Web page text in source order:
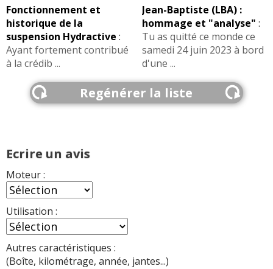
Fonctionnement et
historique de la
suspension Hydractive :
Ayant fortement contribué
à la crédib ...
Jean-Baptiste (LBA) :
hommage et "analyse" :
Tu as quitté ce monde ce
samedi 24 juin 2023 à bord
d'une ...
Regénérer la liste
Ecrire un avis
Moteur :
Utilisation :
Autres caractéristiques :
(Boîte, kilométrage, année, jantes...)